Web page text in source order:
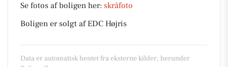
Se fotos af boligen her: skråfoto
Boligen er solgt af EDC Højris
Data er automatisk hentet fra eksterne kilder, herunder